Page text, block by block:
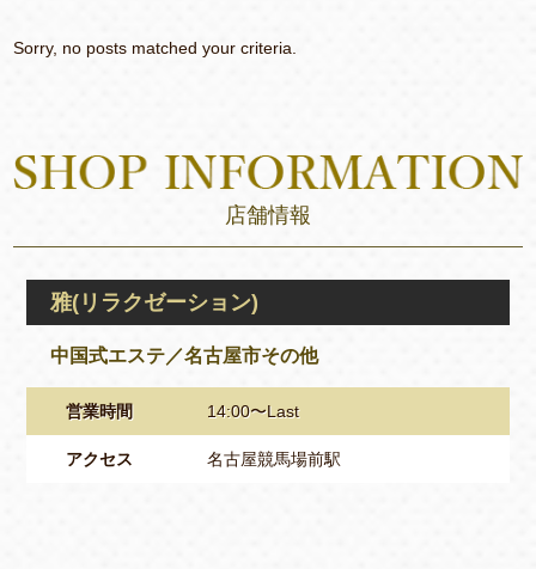
Sorry, no posts matched your criteria.
店舗情報
雅(リラクゼーション)
中国式エステ／名古屋市その他
営業時間 14:00〜Last
アクセス 名古屋競馬場前駅